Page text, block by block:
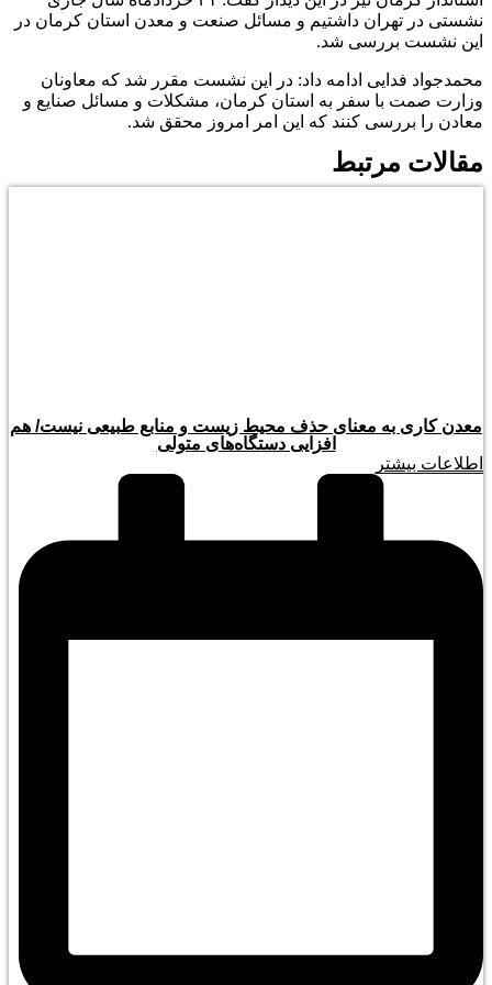
نشستی در تهران داشتیم و مسائل صنعت و معدن استان کرمان در
این نشست بررسی شد.
محمدجواد فدایی ادامه داد: در این نشست مقرر شد که معاونان
وزارت صمت با سفر به استان کرمان، مشکلات و مسائل صنایع و
معادن را بررسی کنند که این امر امروز محقق شد.
مقالات مرتبط
معدن کاری به معنای حذف محیط زیست و منابع طبیعی نیست/ هم
افزایی دستگاه‌های متولی
اطلاعات بیشتر